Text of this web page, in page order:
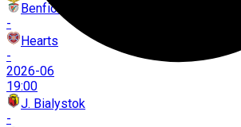
Benfica
-
Hearts
-
2026-06
19:00
J. Bialystok
-